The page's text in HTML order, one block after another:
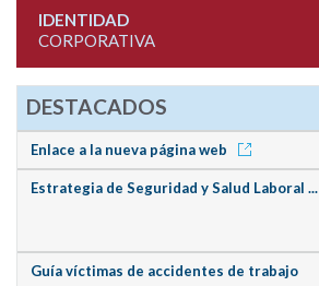
IDENTIDAD
CORPORATIVA
DESTACADOS
Enlace a la nueva página web
Estrategia de Seguridad y Salud Laboral ...
Guía víctimas de accidentes de trabajo